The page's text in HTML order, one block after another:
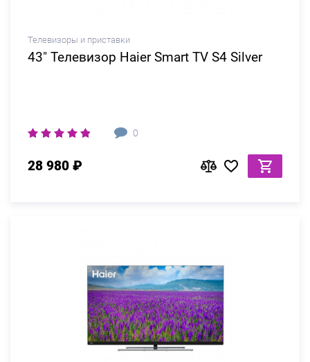
Телевизоры и приставки
43" Телевизор Haier Smart TV S4 Silver
0
28 980 ₽